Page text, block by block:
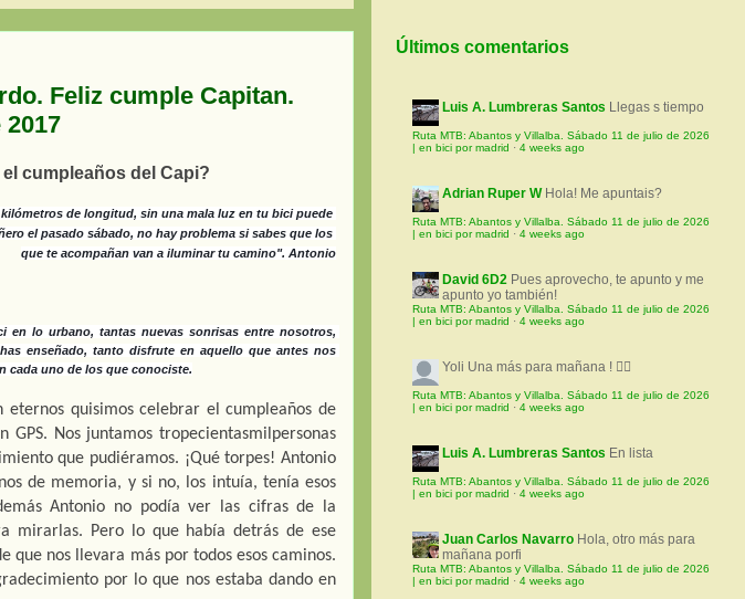
Feliz cumple Capitan.
cumpleaños del Capi?
de longitud, sin una mala luz en tu bici puede
el pasado sábado, no hay problema si sabes que los
que te acompañan van a iluminar tu camino". Antonio
en lo urbano, tantas nuevas sonrisas entre nosotros,
enseñado, tanto disfrute en aquello que antes nos
cada uno de los que conociste.
eternos quisimos celebrar el cumpleaños de
Nos juntamos tropecientasmilpersonas
que pudiéramos. ¡Qué torpes! Antonio
de memoria, y si no, los intuía, tenía esos
Antonio no podía ver las cifras de la
mirarlas. Pero lo que había detrás de ese
que nos llevara más por todos esos caminos.
por lo que nos estaba dando en
Últimos comentarios
Luis A. Lumbreras Santos Llegas s tiempo
Ruta MTB: Abantos y Villalba. Sábado 11 de julio de 2026
| en bici por madrid · 4 weeks ago
Adrian Ruper W Hola! Me apuntais?
Ruta MTB: Abantos y Villalba. Sábado 11 de julio de 2026
| en bici por madrid · 4 weeks ago
David 6D2 Pues aprovecho, te apunto y me
apunto yo también!
Ruta MTB: Abantos y Villalba. Sábado 11 de julio de 2026
| en bici por madrid · 4 weeks ago
Yoli Una más para mañana ! 🚵‍♀️
Ruta MTB: Abantos y Villalba. Sábado 11 de julio de 2026
| en bici por madrid · 4 weeks ago
Luis A. Lumbreras Santos En lista
Ruta MTB: Abantos y Villalba. Sábado 11 de julio de 2026
| en bici por madrid · 4 weeks ago
Juan Carlos Navarro Hola, otro más para
mañana porfi
Ruta MTB: Abantos y Villalba. Sábado 11 de julio de 2026
| en bici por madrid · 4 weeks ago